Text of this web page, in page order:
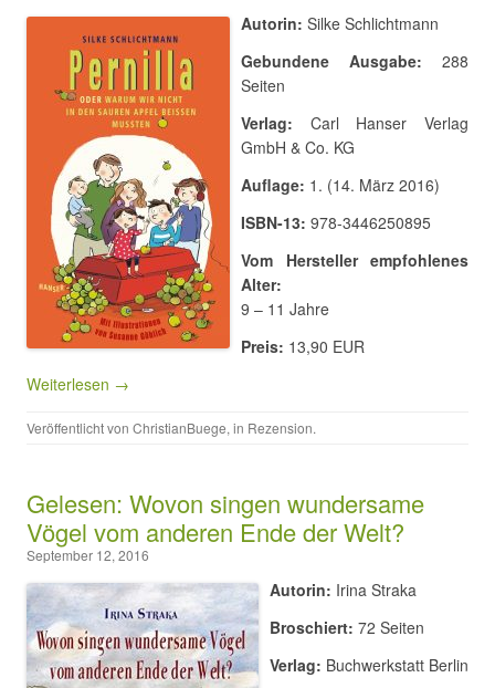
Autorin: Silke Schlichtmann
Gebundene Ausgabe: 288
Seiten
Verlag: Carl Hanser Verlag
GmbH & Co. KG
Auflage: 1. (14. März 2016)
ISBN-13: 978-3446250895
Vom Hersteller empfohlenes
Alter:
9 – 11 Jahre
Preis: 13,90 EUR
Weiterlesen →
Veröffentlicht von ChristianBuege, in Rezension.
Gelesen: Wovon singen wundersame
Vögel vom anderen Ende der Welt?
September 12, 2016
Autorin: Irina Straka
Broschiert: 72 Seiten
Verlag: Buchwerkstatt Berlin